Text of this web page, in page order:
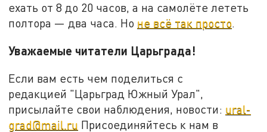
ехать от 8 до 20 часов, а на самолёте лететь
полтора — два часа. Но не всё так просто.
Уважаемые читатели Царьграда!
Если вам есть чем поделиться с
редакцией "Царьград Южный Урал",
присылайте свои наблюдения, новости: ural-
grad@mail.ru Присоединяйтесь к нам в